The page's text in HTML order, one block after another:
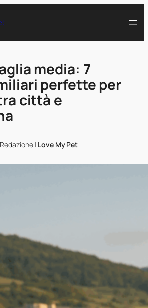
media: 7
perfette per
città e
RedazioneI Love My Pet